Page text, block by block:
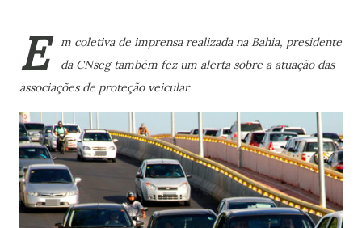
E
m coletiva de imprensa realizada na Bahia, presidente
da CNseg também fez um alerta sobre a atuação das
associações de proteção veicular